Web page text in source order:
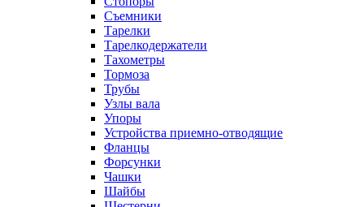
Съемники
Тарелки
Тарелкодержатели
Тахометры
Тормоза
Трубы
Узлы вала
Упоры
Устройства приемно-отводящие
Фланцы
Форсунки
Чашки
Шайбы